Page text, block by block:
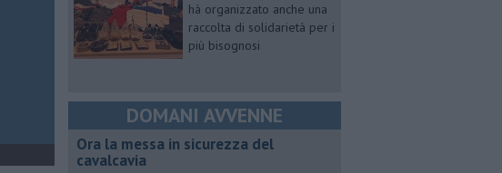
hà organizzato anche una
raccolta di solidarietà per i
più bisognosi
DOMANI AVVENNE
Ora la messa in sicurezza del
cavalcavia